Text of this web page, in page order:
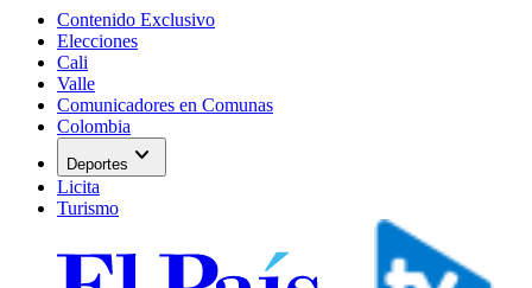
Contenido Exclusivo
Elecciones
Cali
Valle
Comunicadores en Comunas
Colombia
Deportes expand_more
Licita
Turismo